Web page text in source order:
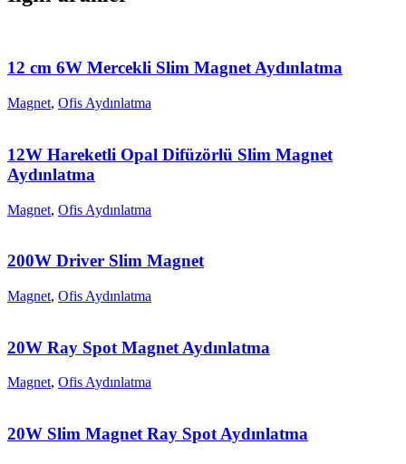
12 cm 6W Mercekli Slim Magnet Aydınlatma
Magnet, Ofis Aydınlatma
12W Hareketli Opal Difüzörlü Slim Magnet
Aydınlatma
Magnet, Ofis Aydınlatma
200W Driver Slim Magnet
Magnet, Ofis Aydınlatma
20W Ray Spot Magnet Aydınlatma
Magnet, Ofis Aydınlatma
20W Slim Magnet Ray Spot Aydınlatma